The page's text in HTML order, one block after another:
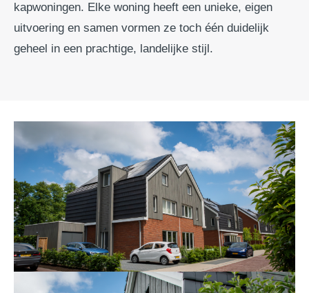
kapwoningen. Elke woning heeft een unieke, eigen
uitvoering en samen vormen ze toch één duidelijk
geheel in een prachtige, landelijke stijl.